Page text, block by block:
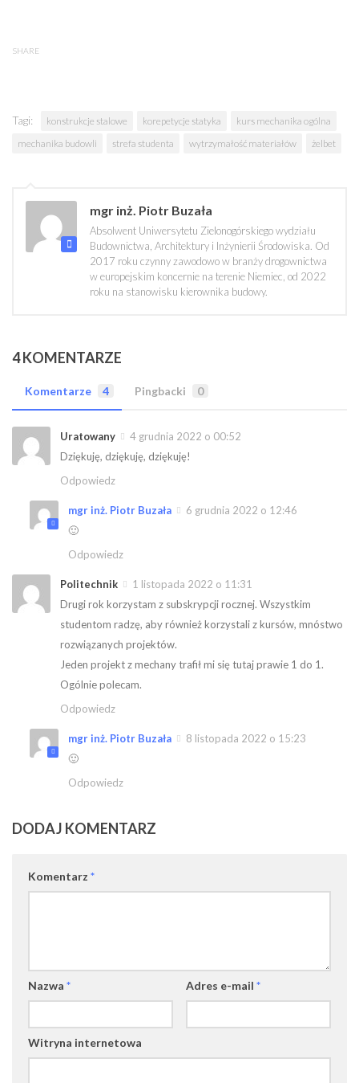
SHARE
Tagi: konstrukcje stalowe korepetycje statyka
kurs mechanika ogólna
mechanika budowli
strefa studenta wytrzymałość materiałów żelbet
mgr inż. Piotr Buzała
Absolwent Uniwersytetu Zielonogórskiego wydziału
Budownictwa, Architektury i Inżynierii Środowiska. Od
2017 roku czynny zawodowo w branży drogownictwa
w europejskim koncernie na terenie Niemiec, od 2022
roku na stanowisku kierownika budowy.
4 KOMENTARZE
Komentarze 4 Pingbacki 0
Uratowany
4 grudnia 2022 o 00:52
Dziękuję, dziękuję, dziękuję!
Odpowiedz
mgr inż. Piotr Buzała
6 grudnia 2022 o 12:46
🙂
Odpowiedz
Politechnik
1 listopada 2022 o 11:31
Drugi rok korzystam z subskrypcji rocznej. Wszystkim
studentom radzę, aby również korzystali z kursów, mnóstwo
rozwiązanych projektów.
Jeden projekt z mechany trafił mi się tutaj prawie 1 do 1.
Ogólnie polecam.
Odpowiedz
mgr inż. Piotr Buzała
8 listopada 2022 o 15:23
🙂
Odpowiedz
DODAJ KOMENTARZ
Komentarz *
Nazwa * Adres e-mail *
Witryna internetowa